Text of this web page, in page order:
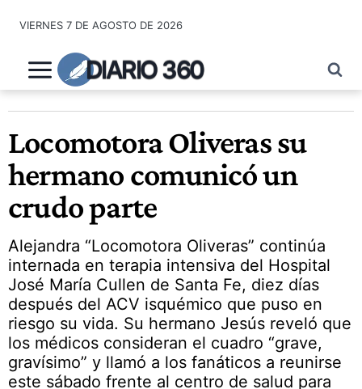
contenido
VIERNES 7 DE AGOSTO DE 2026
DIARIO 360
Locomotora Oliveras su
hermano comunicó un
crudo parte
Alejandra “Locomotora Oliveras” continúa
internada en terapia intensiva del Hospital
José María Cullen de Santa Fe, diez días
después del ACV isquémico que puso en
riesgo su vida. Su hermano Jesús reveló que
los médicos consideran el cuadro “grave,
gravísimo” y llamó a los fanáticos a reunirse
este sábado frente al centro de salud para